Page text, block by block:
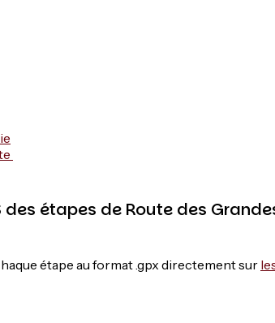
étapes de Route des
étape au format .gpx directement sur